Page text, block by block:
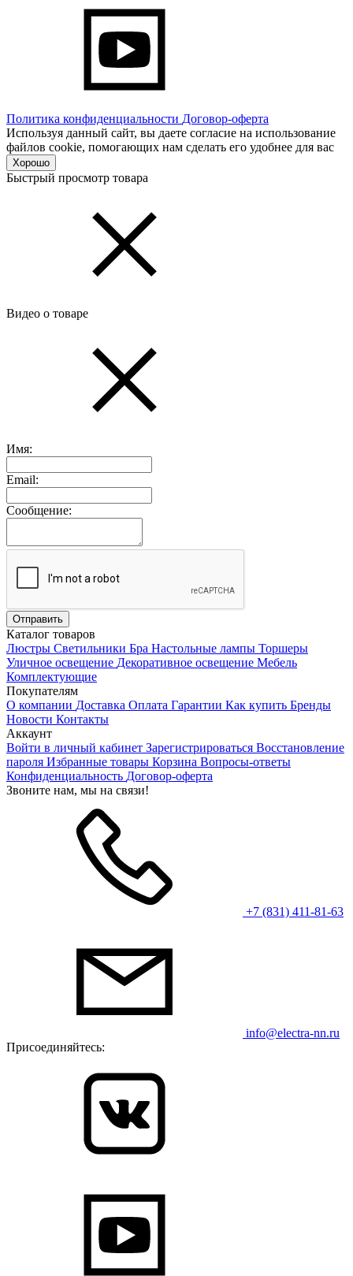
Политика конфиденциальности Договор-оферта
Используя данный сайт, вы даете согласие на использование
файлов cookie, помогающих нам сделать его удобнее для вас
Хорошо
Быстрый просмотр товара
Видео о товаре
Имя:
Email:
Сообщение:
Каталог товаров
Люстры Светильники Бра Настольные лампы Торшеры
Уличное освещение Декоративное освещение Мебель
Комплектующие
Покупателям
О компании Доставка Оплата Гарантии Как купить Бренды
Новости Контакты
Аккаунт
Войти в личный кабинет Зарегистрироваться Восстановление
пароля Избранные товары Корзина Вопросы-ответы
Конфиденциальность Договор-оферта
Звоните нам, мы на связи!
+7 (831) 411-81-63
info@electra-nn.ru
Присоединяйтесь: